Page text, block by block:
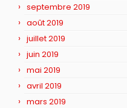
septembre 2019
août 2019
juillet 2019
juin 2019
mai 2019
avril 2019
mars 2019